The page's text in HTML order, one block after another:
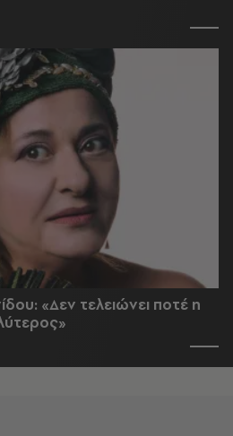
«Δεν τελειώνει ποτέ η